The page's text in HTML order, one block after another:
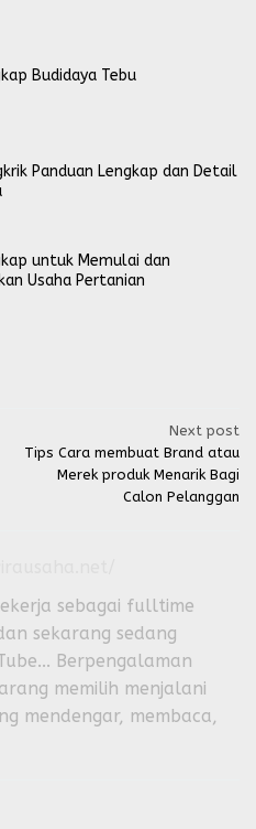
Budidaya Tebu
Panduan Lengkap dan Detail
untuk Memulai dan
Usaha Pertanian
Next post
Tips Cara membuat Brand atau
Merek produk Menarik Bagi
Calon Pelanggan
sebagai fulltime
sekarang sedang
Berpengalaman
memilih menjalani
mendengar, membaca,